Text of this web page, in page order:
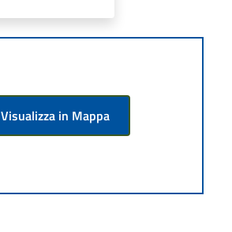
Visualizza in Mappa